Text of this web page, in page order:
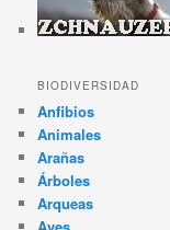
BIODIVERSIDAD
Anfibios
Animales
Arañas
Árboles
Arqueas